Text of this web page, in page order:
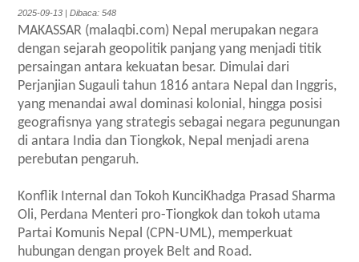
2025-09-13 | Dibaca: 548
MAKASSAR (malaqbi.com) Nepal merupakan negara
dengan sejarah geopolitik panjang yang menjadi titik
persaingan antara kekuatan besar. Dimulai dari
Perjanjian Sugauli tahun 1816 antara Nepal dan Inggris,
yang menandai awal dominasi kolonial, hingga posisi
geografisnya yang strategis sebagai negara pegunungan
di antara India dan Tiongkok, Nepal menjadi arena
perebutan pengaruh.
Konflik Internal dan Tokoh KunciKhadga Prasad Sharma
Oli, Perdana Menteri pro-Tiongkok dan tokoh utama
Partai Komunis Nepal (CPN-UML), memperkuat
hubungan dengan proyek Belt and Road.